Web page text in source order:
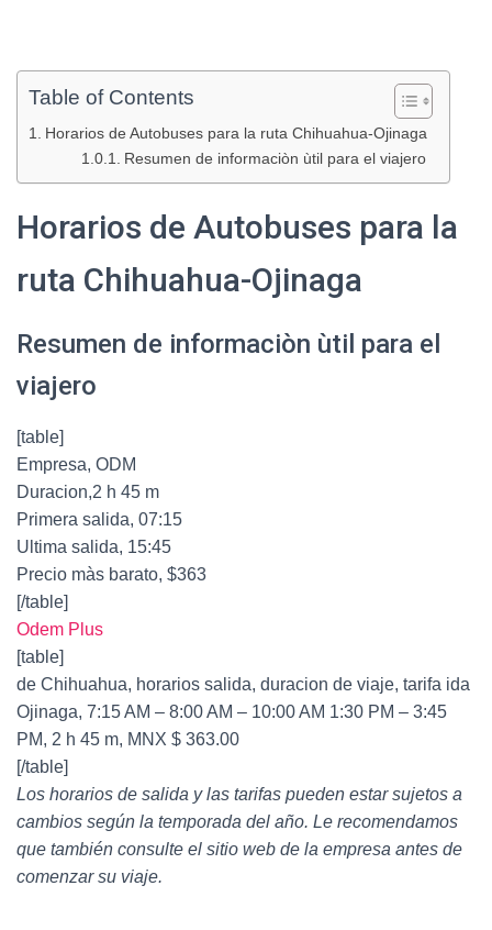
Table of Contents
Horarios de Autobuses para la ruta Chihuahua-Ojinaga
Resumen de informaciòn ùtil para el viajero
Horarios de Autobuses para la
ruta Chihuahua-Ojinaga
Resumen de informaciòn ùtil para el
viajero
[table]
Empresa, ODM
Duracion,2 h 45 m
Primera salida, 07:15
Ultima salida, 15:45
Precio màs barato, $363
[/table]
Odem Plus
[table]
de Chihuahua, horarios salida, duracion de viaje, tarifa ida
Ojinaga, 7:15 AM – 8:00 AM – 10:00 AM 1:30 PM – 3:45
PM, 2 h 45 m, MNX $ 363.00
[/table]
Los horarios de salida y las tarifas pueden estar sujetos a
cambios según la temporada del año. Le recomendamos
que también consulte el sitio web de la empresa antes de
comenzar su viaje.